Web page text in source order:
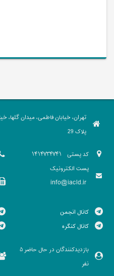
تهران، خیابان فاطمی، میدان
پلاک 29
کد پستی
پست الکترونیک
info@iacld.ir
کانال انجمن
کانال کنگره
بازدیدکنندگان در حال حاضر 5
نفر